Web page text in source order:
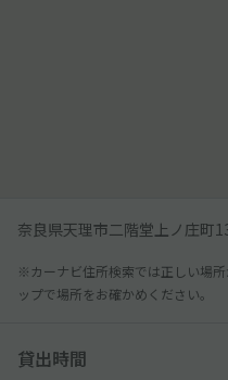
奈良県天理市二階堂上ノ庄町
※カーナビ住所検索では正しい場
ップで場所をお確かめください。
貸出時間